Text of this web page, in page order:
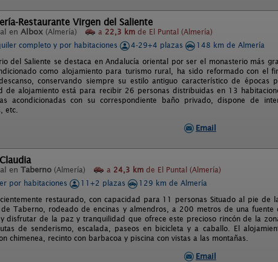
Restaurante Virgen del Saliente
en Albox (Almería) a 22,3 km de El Puntal (Almería)
completo y por habitaciones
4-29+4 plazas
148 km de Almería
del Saliente se destaca en Andalucía oriental por ser el monasterio más
como alojamiento para turismo rural, ha sido reformado con el
conservando siempre su estilo antiguo característico de épocas
de alojamiento está para recibir 26 personas distribuidas en 13
acondicionadas con su correspondiente baño privado, dispone de
etc.
Email
en Taberno (Almería) a 24,3 km de El Puntal (Almería)
por habitaciones
11+2 plazas
129 km de Almería
restaurado, con capacidad para 11 personas Situado al pie de
Taberno, rodeado de encinas y almendros, a 200 metros de una
disfrutar de la paz y tranquilidad que ofrece este precioso rincón de la
de senderismo, escalada, paseos en bicicleta y a caballo. El
chimenea, recinto con barbacoa y piscina con vistas a las montañas.
Email